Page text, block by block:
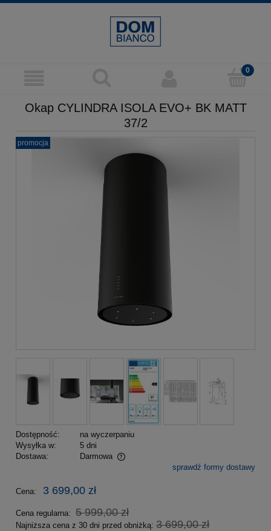
Okap CYLINDRA ISOLA EVO+ BK MATT
37/2
promocja
Dostępność:
na wyczerpaniu
Wysyłka w:
5 dni
Dostawa:
Darmowa
Cena nie zawiera ewentualnych kosztów płatnościsprawdź formy dostawy
Cena: 3 699,00 zł
Cena regularna: 5 999,00 zł
Najniższa cena z 30 dni przed obniżką: 3 699,00 zł